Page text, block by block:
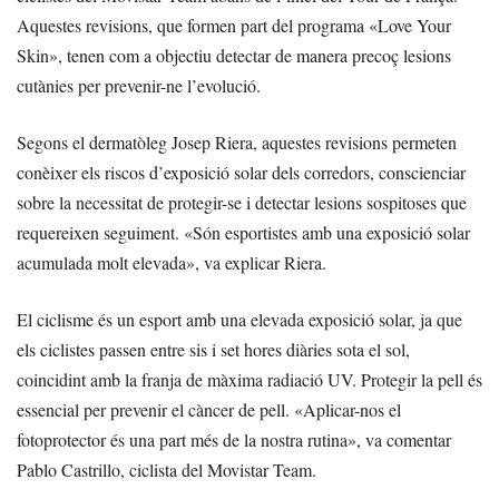
Aquestes revisions, que formen part del programa «Love Your
Skin», tenen com a objectiu detectar de manera precoç lesions
cutànies per prevenir-ne l’evolució.
Segons el dermatòleg Josep Riera, aquestes revisions permeten
conèixer els riscos d’exposició solar dels corredors, conscienciar
sobre la necessitat de protegir-se i detectar lesions sospitoses que
requereixen seguiment. «Són esportistes amb una exposició solar
acumulada molt elevada», va explicar Riera.
El ciclisme és un esport amb una elevada exposició solar, ja que
els ciclistes passen entre sis i set hores diàries sota el sol,
coincidint amb la franja de màxima radiació UV. Protegir la pell és
essencial per prevenir el càncer de pell. «Aplicar-nos el
fotoprotector és una part més de la nostra rutina», va comentar
Pablo Castrillo, ciclista del Movistar Team.